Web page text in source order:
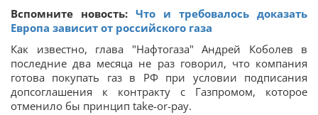
Вспомните новость: Что и требовалось доказать
Европа зависит от российского газа
Как известно, глава "Нафтогаза" Андрей Коболев в
последние два месяца не раз говорил, что компания
готова покупать газ в РФ при условии подписания
допсоглашения к контракту с Газпромом, которое
отменило бы принцип take-or-pay.